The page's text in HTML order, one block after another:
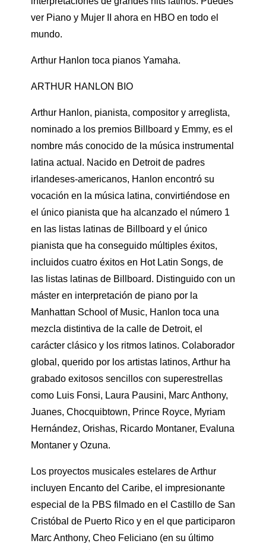
ver Piano y Mujer II ahora en HBO en todo el
mundo.
Arthur Hanlon toca pianos Yamaha.
ARTHUR HANLON BIO
Arthur Hanlon, pianista, compositor y arreglista,
nominado a los premios Billboard y Emmy, es el
nombre más conocido de la música instrumental
latina actual. Nacido en Detroit de padres
irlandeses-americanos, Hanlon encontró su
vocación en la música latina, convirtiéndose en
el único pianista que ha alcanzado el número 1
en las listas latinas de Billboard y el único
pianista que ha conseguido múltiples éxitos,
incluidos cuatro éxitos en Hot Latin Songs, de
las listas latinas de Billboard. Distinguido con un
máster en interpretación de piano por la
Manhattan School of Music, Hanlon toca una
mezcla distintiva de la calle de Detroit, el
carácter clásico y los ritmos latinos. Colaborador
global, querido por los artistas latinos, Arthur ha
grabado exitosos sencillos con superestrellas
como Luis Fonsi, Laura Pausini, Marc Anthony,
Juanes, Chocquibtown, Prince Royce, Myriam
Hernández, Orishas, Ricardo Montaner, Evaluna
Montaner y Ozuna.
Los proyectos musicales estelares de Arthur
incluyen Encanto del Caribe, el impresionante
especial de la PBS filmado en el Castillo de San
Cristóbal de Puerto Rico y en el que participaron
Marc Anthony, Cheo Feliciano (en su último